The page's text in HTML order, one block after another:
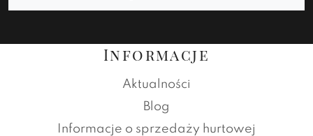
Informacje
Aktualności
Blog
Informacje o sprzedaży hurtowej